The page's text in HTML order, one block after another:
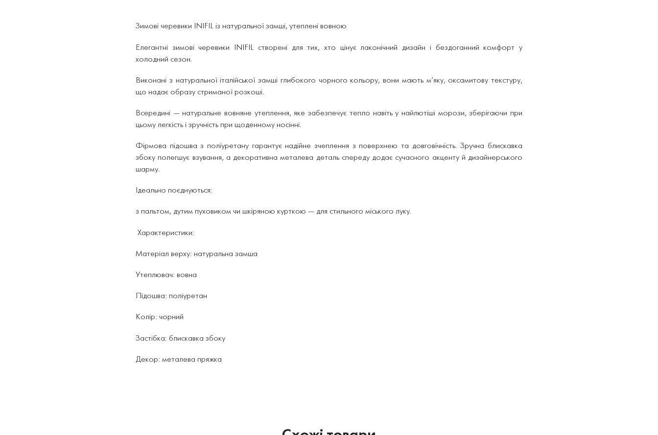
Зимові черевики INIFIL із натуральної замші, утеплені вовною
Елегантні зимові черевики INIFIL створені для тих, хто цінує лаконічний дизайн і бездоганний комфорт у
холодний сезон.
Виконані з натуральної італійської замші глибокого чорного кольору, вони мають м’яку, оксамитову текстуру,
що надає образу стриманої розкоші.
Всередині — натуральне вовняне утеплення, яке забезпечує тепло навіть у найлютіші морози, зберігаючи при
цьому легкість і зручність при щоденному носінні.
Фірмова підошва з поліуретану гарантує надійне зчеплення з поверхнею та довговічність. Зручна блискавка
збоку полегшує взування, а декоративна металева деталь спереду додає сучасного акценту й дизайнерського
шарму.
Ідеально поєднуються:
з пальтом, дутим пуховиком чи шкіряною курткою — для стильного міського луку.
Характеристики:
Матеріал верху: натуральна замша
Утеплювач: вовна
Підошва: поліуретан
Колір: чорний
Застібка: блискавка збоку
Декор: металева пряжка